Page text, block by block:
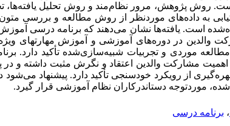
روش پژوهش، مرور نظام‌مند و روش تحلیل یافته‌ها،
به داده‌های موردنظر از روش مطالعه و بررسی
است. یافته‌ها نشان می‌دهند که برنامه درسی
والدین در دوره‌های آموزشی و آموزش مهارتهای
موردی و تجربیات شبیه‌سازی‌شده تأکید دارد.
اهمیت مشارکت والدین اعتقاد و نگرش مثبت داشته و در
بهره‌­گیری از رویکرد خودسنجی تأکید دارد. پیشنهاد
موردتوجه دست‏اندرکاران نظام آموزشی قرار گیرد.
، برنامه درسی